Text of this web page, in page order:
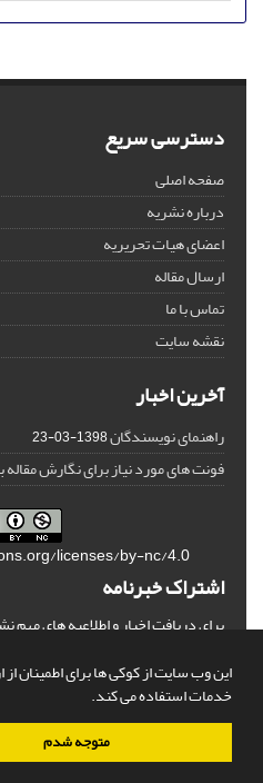
این وب سایت از کوکی ها برای اطمینان از
خدمات استفاده می کند.
متوجه شدم
دسترسی سریع
صفحه اصلی
درباره نشریه
اعضای هیات تحریریه
ارسال مقاله
تماس با ما
نقشه سایت
آخرین اخبار
راهنمای نویسندگان1398-03-23
فونت های مورد نیاز برای نگارش
licenses/by-nc/4.0/
اشتراک خبرنامه
برای دریافت اخبار و اطلاعیه های